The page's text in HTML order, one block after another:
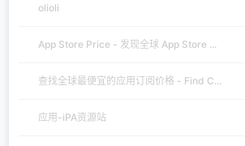
olioli
App Store Price - 发现全球 App Store ...
查找全球最便宜的应用订阅价格 - Find C...
应用-iPA资源站